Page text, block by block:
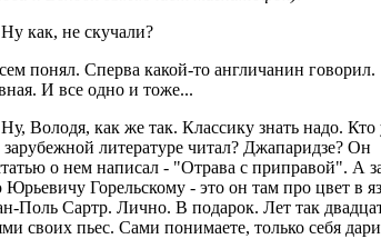
Ну как, не скучали?
понял. Сперва какой-то англичанин говорил.
И все одно и тоже...
Ну, Володя, как же так. Классику знать надо. Кто
литературе читал? Джапаридзе? Он
о нем написал - "Отрава с приправой". А
Горельскому - это он там про цвет в
Поль Сартр. Лично. В подарок. Лет так
своих пьес. Сами понимаете, только себя